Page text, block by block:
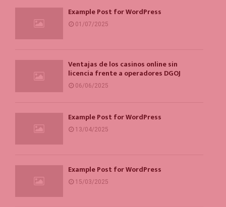
Example Post for WordPress
01/07/2025
Ventajas de los casinos online sin
licencia frente a operadores DGOJ
06/06/2025
Example Post for WordPress
13/04/2025
Example Post for WordPress
15/03/2025